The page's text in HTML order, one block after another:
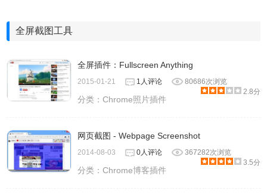
全屏截图工具
全屏插件：Fullscreen Anything
2015-01-21 1人评论
80686次浏览
2.8分
分类：Chrome照片插件
网页截图 - Webpage Screenshot
2014-08-03 0人评论
367282次浏览
3.5分
分类：Chrome博客插件